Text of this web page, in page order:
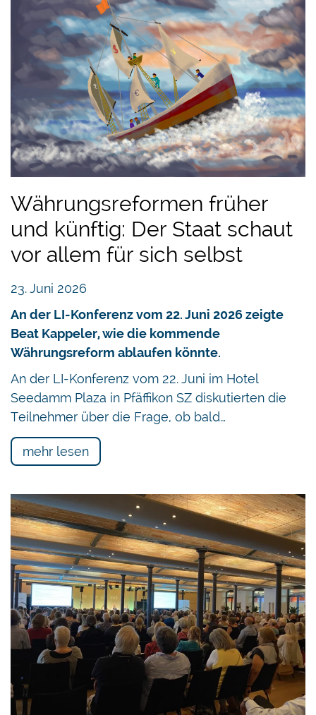
Währungsreformen früher
und künftig: Der Staat schaut
vor allem für sich selbst
23. Juni 2026
An der LI-Konferenz vom 22. Juni 2026 zeigte
Beat Kappeler, wie die kommende
Währungsreform ablaufen könnte.
An der LI-Konferenz vom 22. Juni im Hotel
Seedamm Plaza in Pfäffikon SZ diskutierten die
Teilnehmer über die Frage, ob bald…
mehr lesen